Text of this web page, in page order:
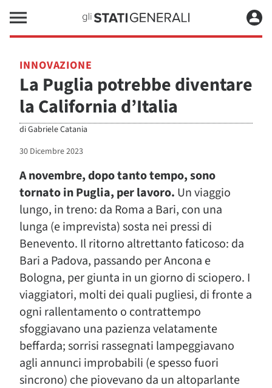
INNOVAZIONE
La Puglia potrebbe diventare
la California d’Italia
diGabriele Catania
30 Dicembre 2023
A novembre, dopo tanto tempo, sono
tornato in Puglia, per lavoro. Un viaggio
lungo, in treno: da Roma a Bari, con una
lunga (e imprevista) sosta nei pressi di
Benevento. Il ritorno altrettanto faticoso: da
Bari a Padova, passando per Ancona e
Bologna, per giunta in un giorno di sciopero. I
viaggiatori, molti dei quali pugliesi, di fronte a
ogni rallentamento o contrattempo
sfoggiavano una pazienza velatamente
beffarda; sorrisi rassegnati lampeggiavano
agli annunci improbabili (e spesso fuori
sincrono) che piovevano da un altoparlante